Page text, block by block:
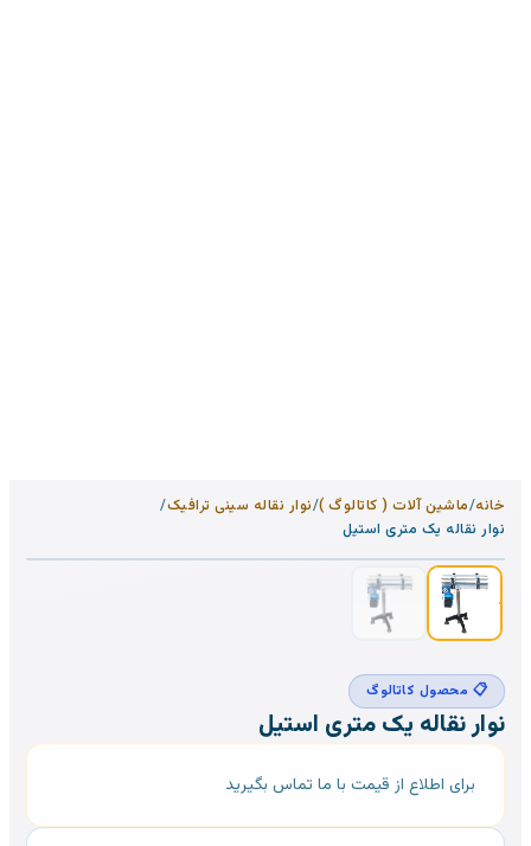
خانه/ماشین آلات ( کاتالوگ )/نوار نقاله سینی ترافیک/
نوار نقاله یک متری استیل
📋 محصول کاتالوگ
نوار نقاله یک متری استیل
برای اطلاع از قیمت با ما تماس بگیرید